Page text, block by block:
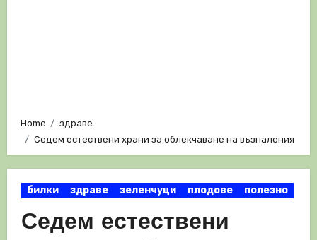
Home
здраве
Седем естествени храни за облекчаване на възпаления
билки здраве зеленчуци плодове полезно
Седем естествени